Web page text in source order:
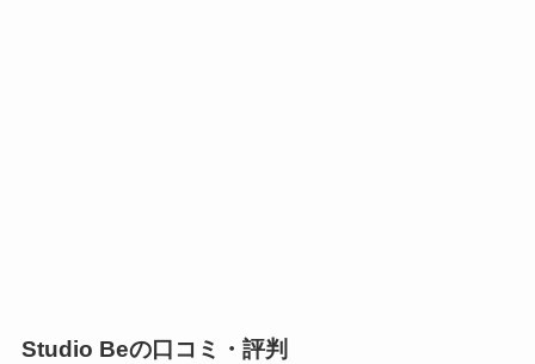
Studio Beの口コミ・評判